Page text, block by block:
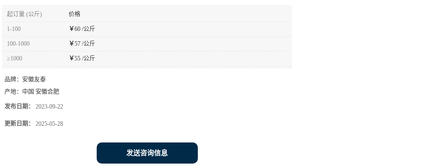
起订量 (公斤) 价格
1-100 ￥60 /公斤
100-1000 ￥57 /公斤
≥1000 ￥55 /公斤
品牌： 安徽友泰
产地： 中国 安徽合肥
发布日期： 2023-09-22
更新日期： 2025-05-28
发送咨询信息